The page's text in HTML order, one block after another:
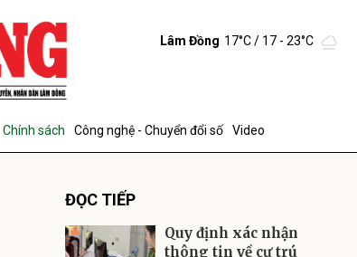
Lâm Đồng 17°C/ 17 - 23°C
Chính sách Công nghệ - Chuyển đổi số Video
ĐỌC TIẾP
Quy định xác nhận
thông tin về cư trú